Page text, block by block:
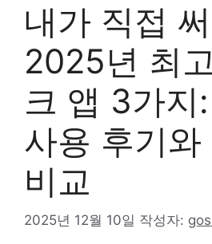
내가 직접
2025년 최
크 앱 3가지
사용 후기와
비교
2025년 12월 10일 작성자: